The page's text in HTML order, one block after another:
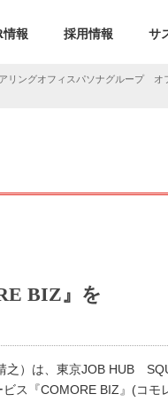
情報 採用情報 サ
リングオフィスパソナグループ オ
BIZ』を
）は、東京JOB HUB
ス『COMORE BIZ』(コ